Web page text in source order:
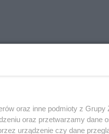
GKS „Bełchatów”
oraz inne podmioty z
oraz przetwarzamy dane
urządzenie czy dane